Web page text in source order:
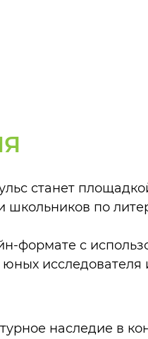
станет
по
формате с
исследователя
наследие в